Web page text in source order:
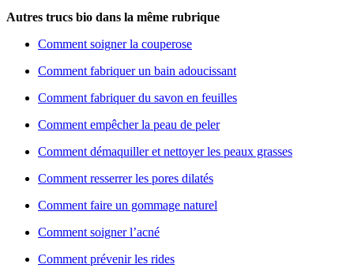
Autres trucs bio dans la même rubrique
Comment soigner la couperose
Comment fabriquer un bain adoucissant
Comment fabriquer du savon en feuilles
Comment empêcher la peau de peler
Comment démaquiller et nettoyer les peaux grasses
Comment resserrer les pores dilatés
Comment faire un gommage naturel
Comment soigner l’acné
Comment prévenir les rides